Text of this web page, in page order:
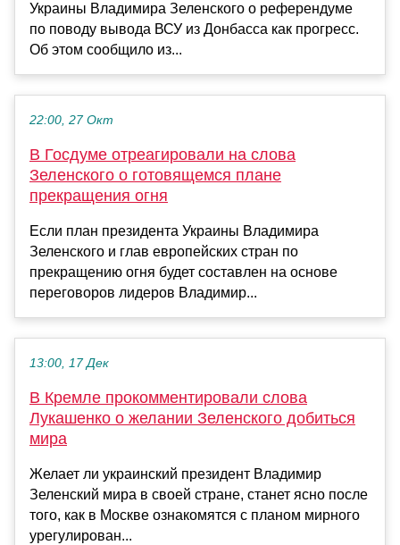
Украины Владимира Зеленского о референдуме
по поводу вывода ВСУ из Донбасса как прогресс.
Об этом сообщило из...
22:00, 27 Окт
В Госдуме отреагировали на слова
Зеленского о готовящемся плане
прекращения огня
Если план президента Украины Владимира
Зеленского и глав европейских стран по
прекращению огня будет составлен на основе
переговоров лидеров Владимир...
13:00, 17 Дек
В Кремле прокомментировали слова
Лукашенко о желании Зеленского добиться
мира
Желает ли украинский президент Владимир
Зеленский мира в своей стране, станет ясно после
того, как в Москве ознакомятся с планом мирного
урегулирован...